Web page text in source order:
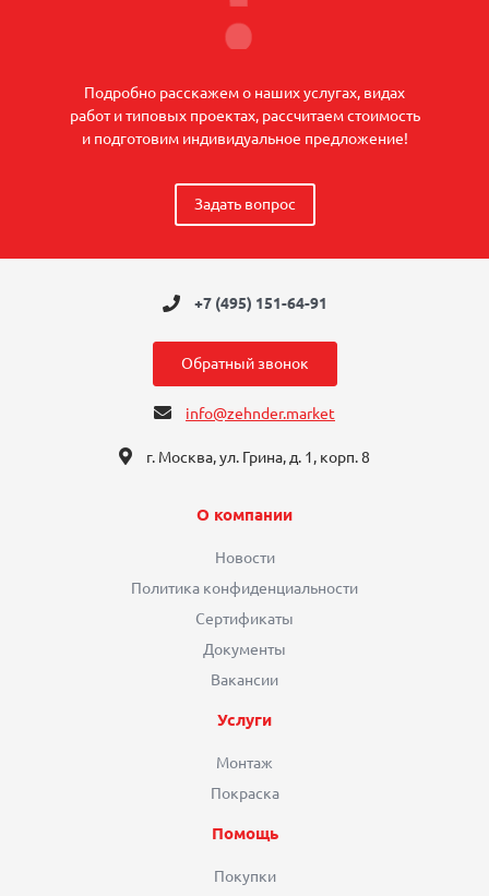
Подробно расскажем о наших услугах, видах
работ и типовых проектах, рассчитаем стоимость
и подготовим индивидуальное предложение!
Задать вопрос
+7 (495) 151-64-91
Обратный звонок
info@zehnder.market
г. Москва, ул. Грина, д. 1, корп. 8
О компании
Новости
Политика конфиденциальности
Сертификаты
Документы
Вакансии
Услуги
Монтаж
Покраска
Помощь
Покупки